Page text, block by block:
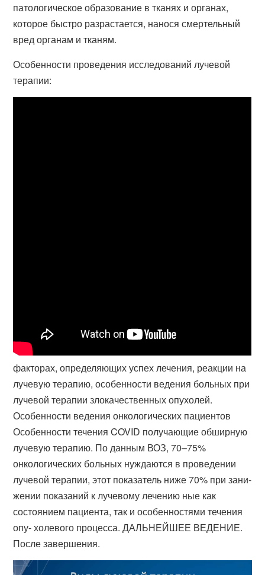
патологическое образование в тканях и органах,
которое быстро разрастается, нанося смертельный
вред органам и тканям.
Особенности проведения исследований лучевой
терапии:
факторах, определяющих успех лечения, реакции на
лучевую терапию, особенности ведения больных при
лучевой терапии злокачественных опухолей.
Особенности ведения онкологических пациентов
Особенности течения COVID получающие обширную
лучевую терапию. По данным ВОЗ, 70–75%
онкологических больных нуждаются в проведении
лучевой терапии, этот показатель ниже 70% при зани-
жении показаний к лучевому лечению ные как
состоянием пациента, так и особенностями течения
опу- холевого процесса. ДАЛЬНЕЙШЕЕ ВЕДЕНИЕ.
После завершения.